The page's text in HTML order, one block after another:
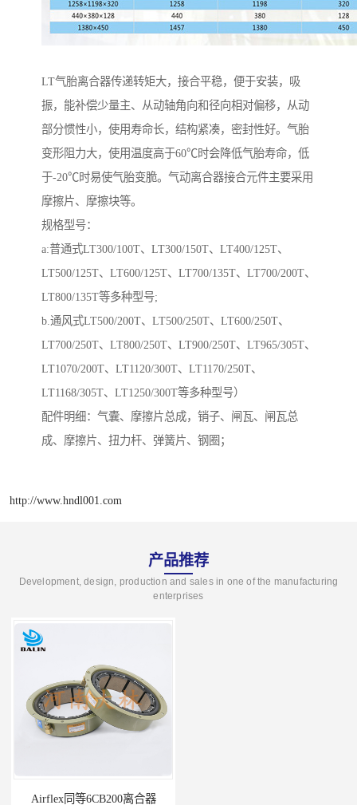
LT气胎离合器传递转矩大，接合平稳，便于安装，吸
振，能补偿少量主、从动轴角向和径向相对偏移，从动
部分惯性小，使用寿命长，结构紧凑，密封性好。气胎
变形阻力大，使用温度高于60℃时会降低气胎寿命，低
于-20℃时易使气胎变脆。气动离合器接合元件主要采用
摩擦片、摩擦块等。
规格型号：
a:普通式LT300/100T、LT300/150T、LT400/125T、
LT500/125T、LT600/125T、LT700/135T、LT700/200T、
LT800/135T等多种型号;
b.通风式LT500/200T、LT500/250T、LT600/250T、
LT700/250T、LT800/250T、LT900/250T、LT965/305T、
LT1070/200T、LT1120/300T、LT1170/250T、
LT1168/305T、LT1250/300T等多种型号）
配件明细：气囊、摩擦片总成，销子、闸瓦、闸瓦总
成、摩擦片、扭力杆、弹簧片、钢圈；
http://www.hndl001.com
产品推荐
Development, design, production and sales in one of the manufacturing
enterprises
Airflex同等6CB200离合器